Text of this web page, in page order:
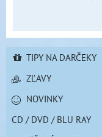
TIPY NA DARČEKY
ZĽAVY
NOVINKY
CD / DVD / BLU RAY